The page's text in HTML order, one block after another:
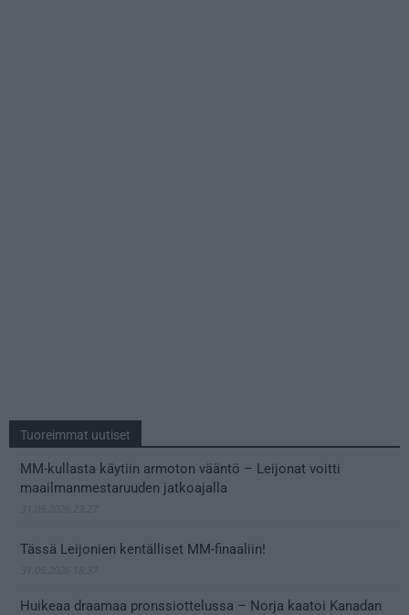
Tuoreimmat uutiset
MM-kullasta käytiin armoton vääntö – Leijonat voitti
maailmanmestaruuden jatkoajalla
Tässä Leijonien kentälliset MM-finaaliin!
Huikeaa draamaa pronssiottelussa – Norja kaatoi Kanadan